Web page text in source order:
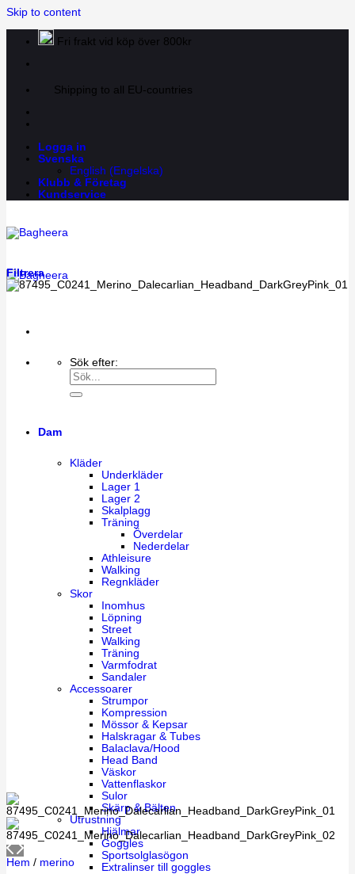
Skip to content
Fri frakt vid köp över 800kr
Shipping to all EU-countries
Logga in
Svenska
English (Engelska)
Klubb & Företag
Kundservice
Sök efter:
Dam
Kläder
Underkläder
Lager 1
Lager 2
Skalplagg
Träning
Överdelar
Nederdelar
Athleisure
Walking
Regnkläder
Skor
Inomhus
Löpning
Street
Walking
Träning
Varmfodrat
Sandaler
Accessoarer
Strumpor
Kompression
Mössor & Kepsar
Halskragar & Tubes
Balaclava/Hood
Head Band
Väskor
Vattenflaskor
Sulor
Skärp & Bälten
Utrustning
Hjälmar
Goggles
Sportsolglasögon
Extralinser till goggles
Filtrera
Hem / merino